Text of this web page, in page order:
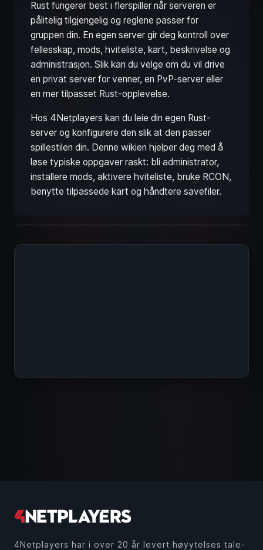
Rust fungerer best i flerspiller når serveren er
pålitelig tilgjengelig og reglene passer for
gruppen din. En egen server gir deg kontroll over
fellesskap, mods, hviteliste, kart, beskrivelse og
administrasjon. Slik kan du velge om du vil drive
en privat server for venner, en PvP-server eller
en mer tilpasset Rust-opplevelse.
Hos 4Netplayers kan du leie din egen Rust-
server og konfigurere den slik at den passer
spillestilen din. Denne wikien hjelper deg med å
løse typiske oppgaver raskt: bli administrator,
installere mods, aktivere hviteliste, bruke RCON,
benytte tilpassede kart og håndtere savefiler.
4Netplayers har i over 20 år levert høyytelses tale-